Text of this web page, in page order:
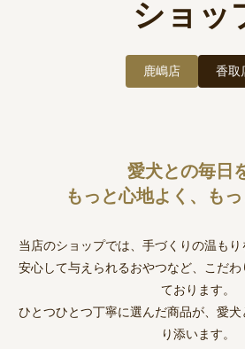
ショッ
鹿嶋店 香取
愛犬との毎日
もっと心地よく、もっ
当店のショップでは、手づくりの温もり
安心して与えられるおやつなど、こだわ
ております。
ひとつひとつ丁寧に選んだ商品が、愛
り添います。